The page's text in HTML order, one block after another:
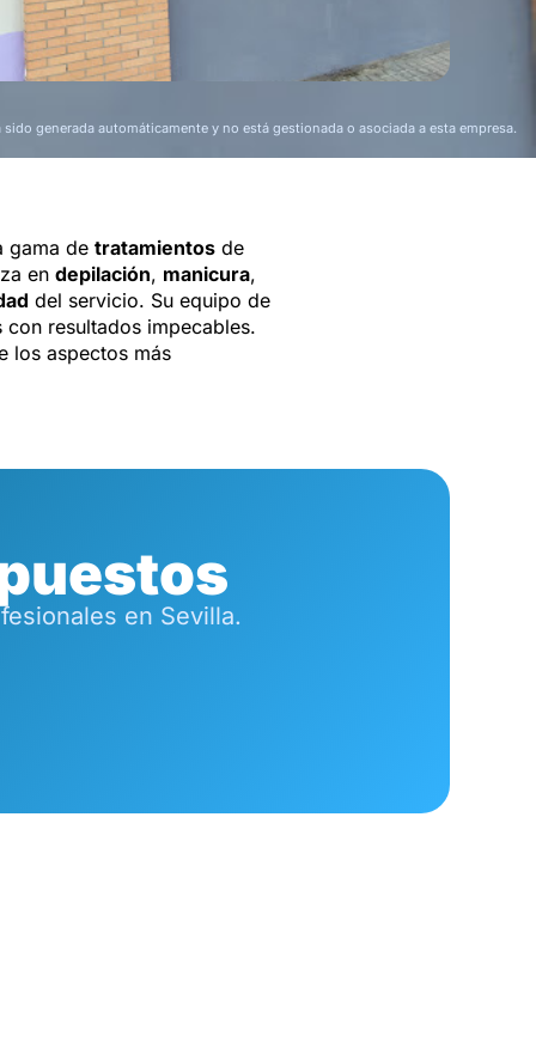
sido generada automáticamente y no está gestionada o asociada a esta empresa.
gama de tratamientos de
en depilación, manicura,
del servicio. Su equipo de
resultados impecables.
los aspectos más
en Sevilla.